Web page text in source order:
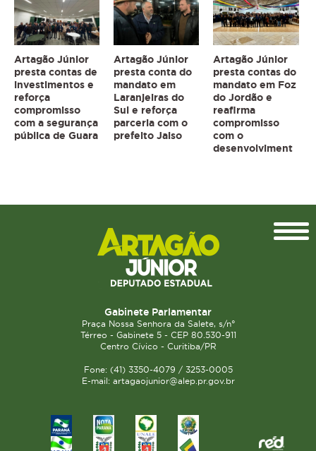
Artagão Júnior
presta contas de
investimentos e
reforça
compromisso
com a segurança
pública de Guara
Artagão Júnior
presta conta do
mandato em
Laranjeiras do
Sul e reforça
parceria com o
prefeito Jaiso
Artagão Júnior
presta contas do
mandato em Foz
do Jordão e
reafirma
compromisso
com o
desenvolviment
Gabinete Parlamentar
Praça Nossa Senhora da Salete, s/n°
Térreo - Gabinete 5 - CEP 80.530-911
Centro Cívico - Curitiba/PR
Fone: (41) 3350-4079 / 3253-0005
E-mail: artagaojunior@alep.pr.gov.br